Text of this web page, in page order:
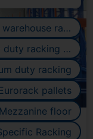
Smart warehouse racking systems
Heavy duty racking systems
duty racking
pallets
Mezzanine floor
Racking